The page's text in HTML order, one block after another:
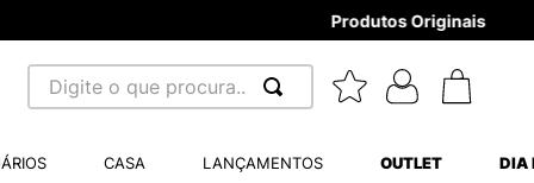
Digite o que procura...
CASA LANÇAMENTOS OUTLET DIA
BALANCE 530